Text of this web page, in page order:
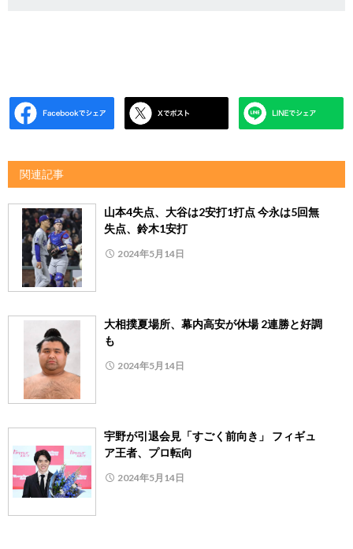
関連記事
山本4失点、大谷は2安打1打点 今永は5回無
失点、鈴木1安打
2024年5月14日
大相撲夏場所、幕内高安が休場 2連勝と好調
も
2024年5月14日
宇野が引退会見「すごく前向き」 フィギュ
ア王者、プロ転向
2024年5月14日